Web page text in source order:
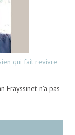
qui fait revivre
Frayssinet n’a pas